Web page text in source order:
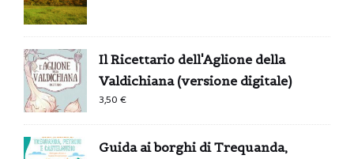
Il Ricettario dell'Aglione della
Valdichiana (versione digitale)
3,50€
Guida ai borghi di Trequanda,